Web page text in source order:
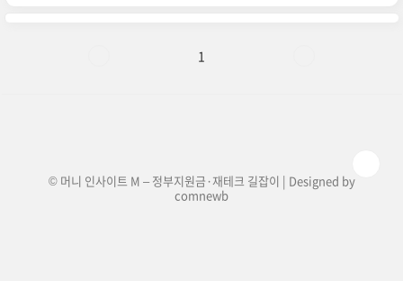
재확산 가능성📈 2025년 투자 전략 제안1. 성장주
1
© 머니 인사이트 M – 정부지원금·재테크 길잡이 | Designed by
comnewb